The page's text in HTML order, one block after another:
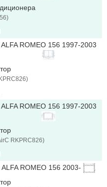
ALFA ROMEO 156 1997-2003
ALFA ROMEO 156 1997-2003
RKPRC826)
ALFA ROMEO 156 2003-